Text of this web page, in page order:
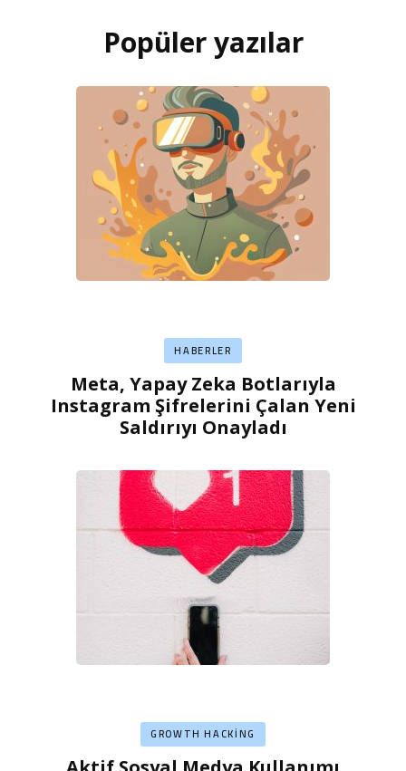
Popüler yazılar
HABERLER
Meta, Yapay Zeka Botlarıyla
Instagram Şifrelerini Çalan Yeni
Saldırıyı Onayladı
GROWTH HACKING